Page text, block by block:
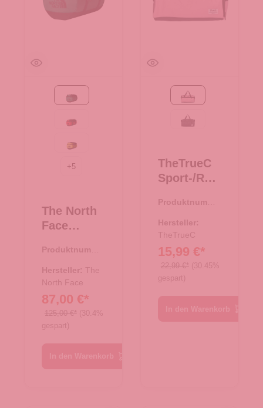
Evergreen-TNF Black
Red-TNF Black-NPF
Safety Green-TNF Black
+5
The North
Face
e/Rucksac
k Base
Camp
Duffel XS
Evergreen-
TNF Black
Produktnumme
Hersteller: The
North Face
87,00 €*
125,00 €* (30.4%
gespart)
pink
schwarz
TheTrueC
Sport-/Reis
- pink
Produktnumme
Hersteller:
TheTrueC
15,99 €*
22,99 €* (30.45%
gespart)